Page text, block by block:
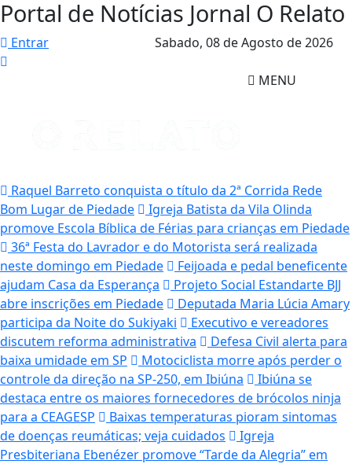
Portal de Notícias Jornal O Relato
Entrar Sabado, 08 de Agosto de 2026
MENU
Raquel Barreto conquista o título da 2ª Corrida Rede
Bom Lugar de Piedade
Igreja Batista da Vila Olinda
promove Escola Bíblica de Férias para crianças em Piedade
36ª Festa do Lavrador e do Motorista será realizada
neste domingo em Piedade
Feijoada e pedal beneficente
ajudam Casa da Esperança
Projeto Social Estandarte BJJ
abre inscrições em Piedade
Deputada Maria Lúcia Amary
participa da Noite do Sukiyaki
Executivo e vereadores
discutem reforma administrativa
Defesa Civil alerta para
baixa umidade em SP
Motociclista morre após perder o
controle da direção na SP-250, em Ibiúna
Ibiúna se
destaca entre os maiores fornecedores de brócolos ninja
para a CEAGESP
Baixas temperaturas pioram sintomas
de doenças reumáticas; veja cuidados
Igreja
Presbiteriana Ebenézer promove “Tarde da Alegria” em